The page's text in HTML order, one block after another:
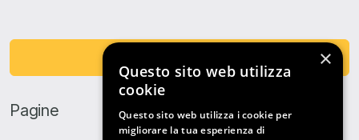
Pagine
×
Questo sito web utilizza
cookie
Questo sito web utilizza i cookie per
migliorare la tua esperienza di